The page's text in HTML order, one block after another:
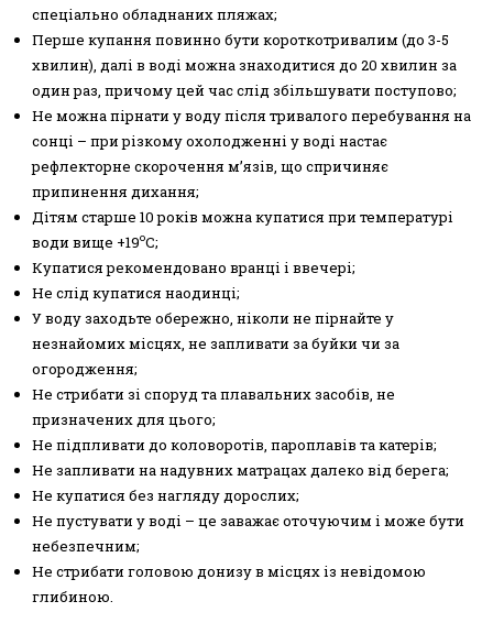
спеціально обладнаних пляжах;
Перше купання повинно бути короткотривалим (до 3-5
хвилин), далі в воді можна знаходитися до 20 хвилин за
один раз, причому цей час слід збільшувати поступово;
Не можна пірнати у воду після тривалого перебування на
сонці – при різкому охолодженні у воді настає
рефлекторне скорочення м’язів, що спричиняє
припинення дихання;
Дітям старше 10 років можна купатися при температурі
води вище +19оС;
Купатися рекомендовано вранці і ввечері;
Не слід купатися наодинці;
У воду заходьте обережно, ніколи не пірнайте у
незнайомих місцях, не запливати за буйки чи за
огородження;
Не стрибати зі споруд та плавальних засобів, не
призначених для цього;
Не підпливати до коловоротів, пароплавів та катерів;
Не запливати на надувних матрацах далеко від берега;
Не купатися без нагляду дорослих;
Не пустувати у воді – це заважає оточуючим і може бути
небезпечним;
Не стрибати головою донизу в місцях із невідомою
глибиною.